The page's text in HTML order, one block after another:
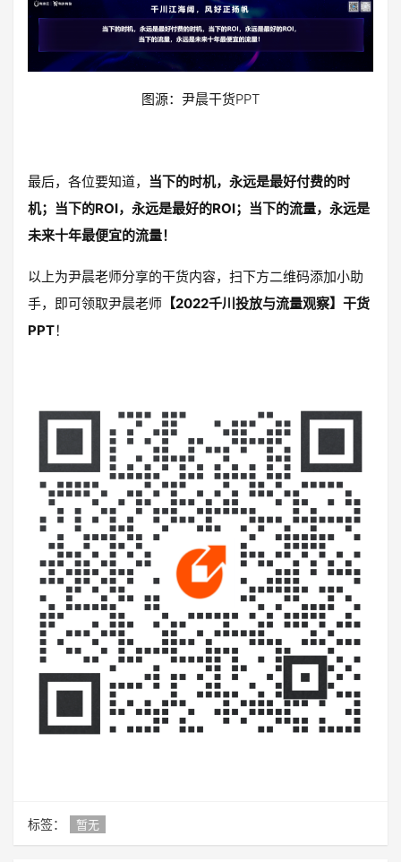
图源：尹晨干货PPT
最后，各位要知道， 当下的时机，永远是最好付费的时
机；当下的ROI，永远是最好的ROI；当下的流量，永远是
未来十年最便宜的流量！
以上为尹晨老师分享的干货内容，扫下方二维码添加小助
手，即可领取尹晨老师 【2022千川投放与流量观察】干货
PPT！
标签： 暂无